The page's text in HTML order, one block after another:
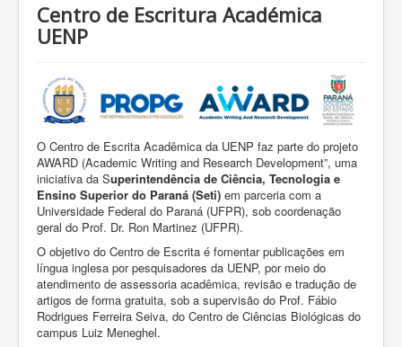
Centro de Escritura Académica
UENP
O Centro de Escrita Acadêmica da UENP faz parte do projeto
AWARD (Academic Writing and Research Development”, uma
iniciativa da Superintendência de Ciência, Tecnologia e
Ensino Superior do Paraná (Seti) em parceria com a
Universidade Federal do Paraná (UFPR), sob coordenação
geral do Prof. Dr. Ron Martinez (UFPR).
O objetivo do Centro de Escrita é fomentar publicações em
língua inglesa por pesquisadores da UENP, por meio do
atendimento de assessoria acadêmica, revisão e tradução de
artigos de forma gratuita, sob a supervisão do Prof. Fábio
Rodrigues Ferreira Seiva, do Centro de Ciências Biológicas do
campus Luiz Meneghel.